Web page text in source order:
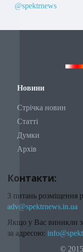
@spektrnews
Новини
Стрічка новин
Статті
Думки
Архів
Контакти:
З питань розміщення
adv@spektrnews.in.ua
Якщо у Вас виникли
за адресою:
©